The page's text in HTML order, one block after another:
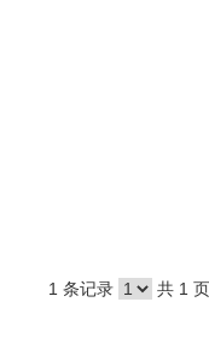
1 条记录 共 1 页